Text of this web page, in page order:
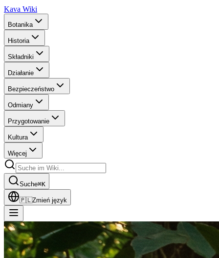
Kava Wiki
Botanika
Historia
Składniki
Działanie
Bezpieczeństwo
Odmiany
Przygotowanie
Kultura
Więcej
Suche⌘K
🇵🇱Zmień język